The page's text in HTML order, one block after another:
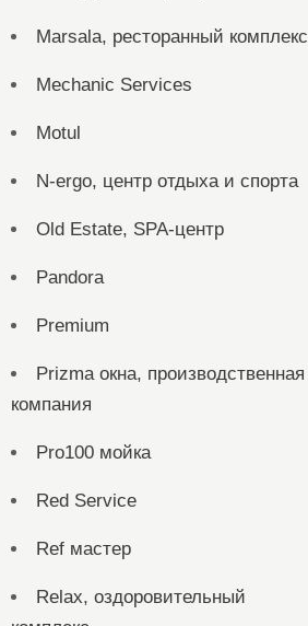
Marsala, ресторанный комплекс
Mechanic Services
Motul
N-ergo, центр отдыха и спорта
Old Estate, SPA-центр
Pandora
Premium
Prizma окна, производственная
компания
Pro100 мойка
Red Service
Ref мастер
Relax, оздоровительный